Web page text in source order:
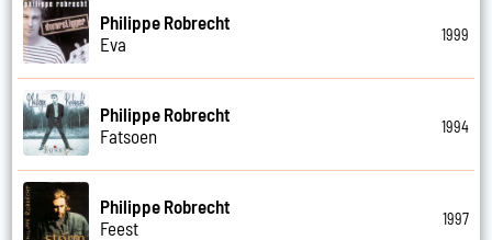
Philippe Robrecht
Eva
1999
Philippe Robrecht
Fatsoen
1994
Philippe Robrecht
Feest
1997